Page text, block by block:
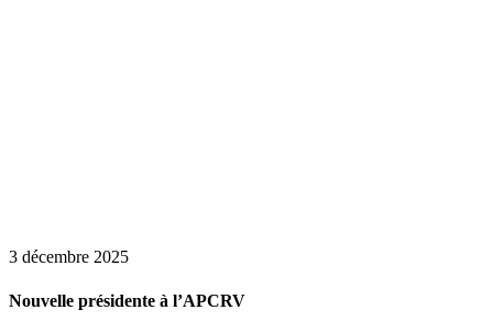
3 décembre 2025
Nouvelle présidente à l’APCRV